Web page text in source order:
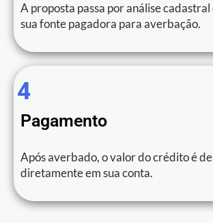
A proposta passa por análise cadastral
sua fonte pagadora para averbação.
4
Pagamento
Após averbado, o valor do crédito é
diretamente em sua conta.